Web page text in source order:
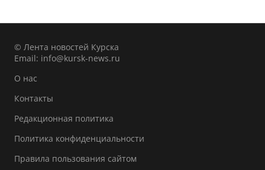
© Лента новостей Курска
Email: info@kursk-news.ru
О нас
Контакты
Редакционная политика
Политика конфиденциальности
Правила пользования сайтом